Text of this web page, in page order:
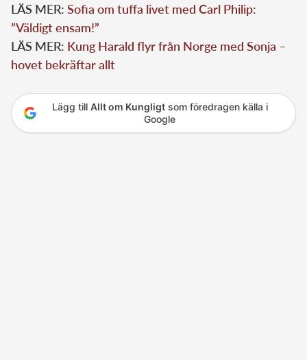
LÄS MER: Sofia om tuffa livet med Carl Philip:
”Väldigt ensam!”
LÄS MER: Kung Harald flyr från Norge med Sonja –
hovet bekräftar allt
Lägg till Allt om Kungligtsom föredragen källa i
Google